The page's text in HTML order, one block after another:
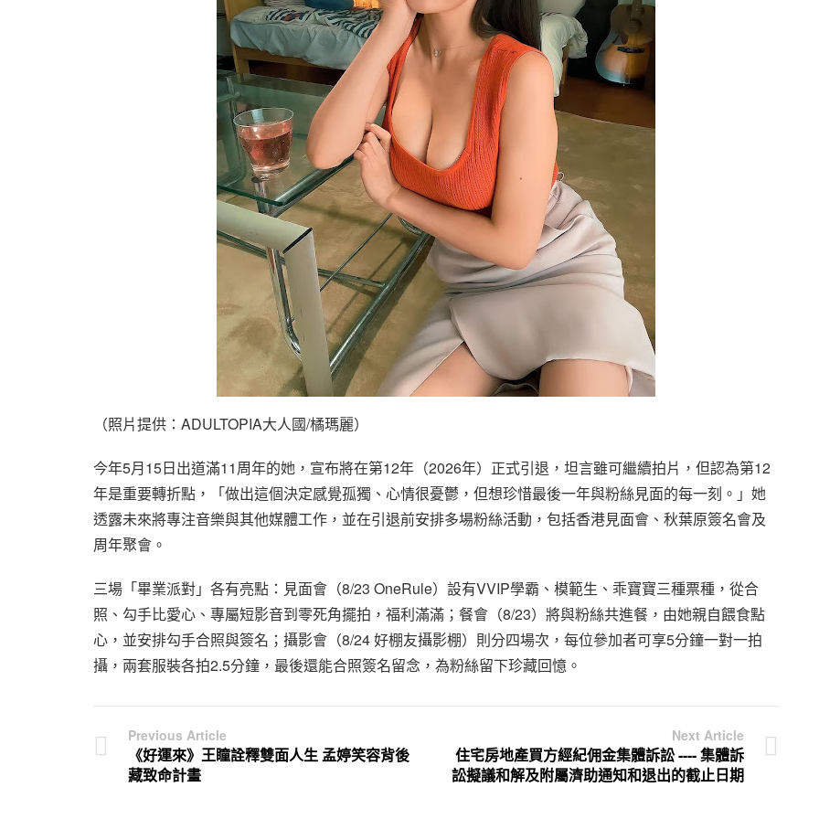
（照片提供：ADULTOPIA大人國/橘瑪麗）
今年5月15日出道滿11周年的她，宣布將在第12年（2026年）正式引退，坦言雖可繼續拍片，但認為第12
年是重要轉折點，「做出這個決定感覺孤獨、心情很憂鬱，但想珍惜最後一年與粉絲見面的每一刻。」她
透露未來將專注音樂與其他媒體工作，並在引退前安排多場粉絲活動，包括香港見面會、秋葉原簽名會及
周年聚會。
三場「畢業派對」各有亮點：見面會（8/23 OneRule）設有VVIP學霸、模範生、乖寶寶三種票種，從合
照、勾手比愛心、專屬短影音到零死角擺拍，福利滿滿；餐會（8/23）將與粉絲共進餐，由她親自餵食點
心，並安排勾手合照與簽名；攝影會（8/24 好棚友攝影棚）則分四場次，每位參加者可享5分鐘一對一拍
攝，兩套服裝各拍2.5分鐘，最後還能合照簽名留念，為粉絲留下珍藏回憶。
Previous Article
《好運來》王瞳詮釋雙面人生 孟婷笑容背後
藏致命計畫
Next Article
住宅房地產買方經紀佣金集體訴訟 ---- 集體訴
訟擬議和解及附屬濟助通知和退出的截止日期